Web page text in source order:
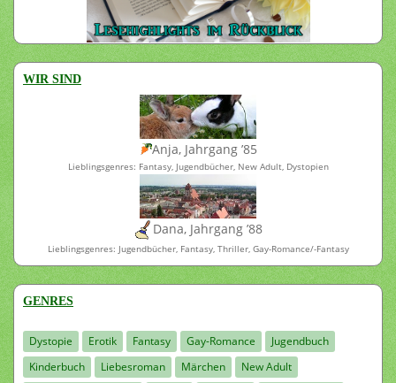
WIR SIND
Anja, Jahrgang ’85
Lieblingsgenres: Fantasy, Jugendbücher, New Adult, Dystopien
Dana, Jahrgang ’88
Lieblingsgenres: Jugendbücher, Fantasy, Thriller, Gay-Romance/-Fantasy
GENRES
Dystopie Erotik Fantasy Gay-Romance
Jugendbuch
Kinderbuch
Liebesroman Märchen
New Adult